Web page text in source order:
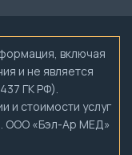
включая
и не является
ГК РФ).
и стоимости услуг
ООО «Бэл-Ар МЕД»